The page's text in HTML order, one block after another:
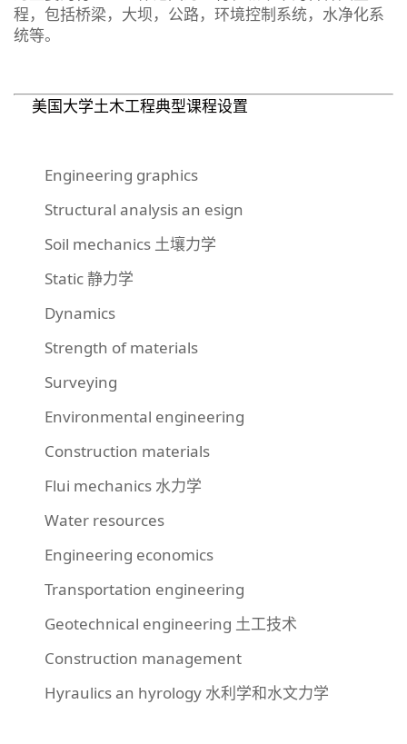
程，包括桥梁，大坝，公路，环境控制系统，水净化系
统等。
美国大学土木工程典型课程设置
Engineering graphics
Structural analysis an esign
Soil mechanics 土壤力学
Static 静力学
Dynamics
Strength of materials
Surveying
Environmental engineering
Construction materials
Flui mechanics 水力学
Water resources
Engineering economics
Transportation engineering
Geotechnical engineering 土工技术
Construction management
Hyraulics an hyrology 水利学和水文力学